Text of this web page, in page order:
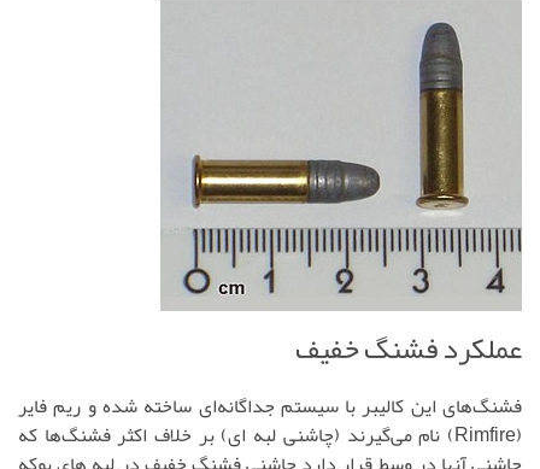
عملکرد فشنگ خفیف
فشنگ‌های این کالیبر با سیستم جداگانه‌ای ساخته شده و ریم فایر
(Rimfire) نام می‌گیرند (چاشنی لبه ای) بر خلاف اکثر فشنگ‌ها که